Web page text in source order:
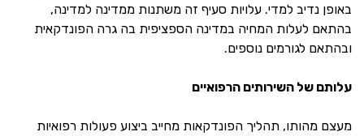
באופן נדיב למדי. עלויות סעיף זה משתנות ממדינה למדינה,
בהתאם לעלות המחיה במדינה הספציפית בה גרה הפונדקאית
ובהתאם לגורמים נוספים.
עלותם של השירותים הרפואיים
מעצם מהותו, תהליך הפונדקאות מחייב ביצוע פעולות רפואיות